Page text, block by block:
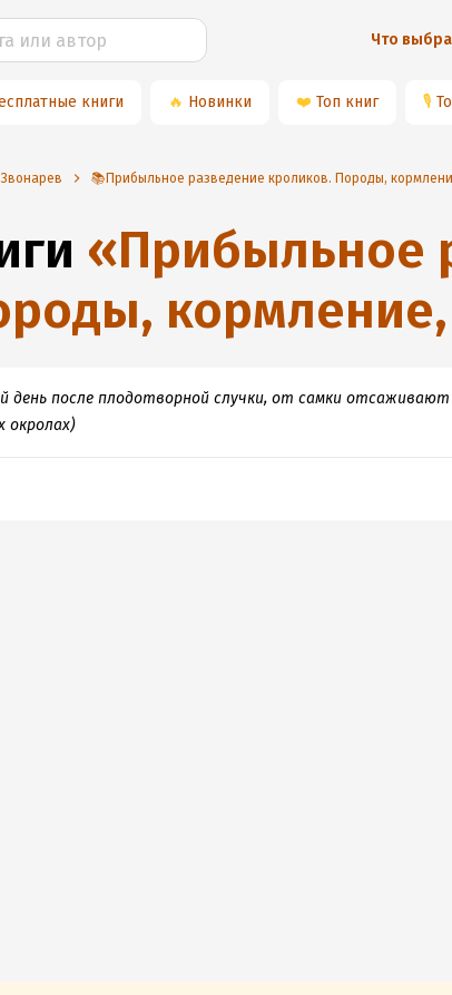
Что
книги 🔥 Новинки ❤️ Топ книг 🎙
📚Прибыльное разведение кроликов. Породы,
«Прибыльное
день после плодотворной случки, от самки
окролах)